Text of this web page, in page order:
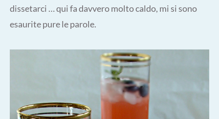
dissetarci … qui fa davvero molto caldo, mi si sono
esaurite pure le parole.